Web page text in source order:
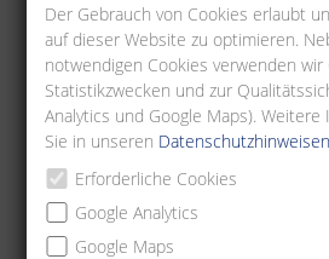
Der Gebrauch von Cookies erlaubt
auf dieser Website zu optimieren.
notwendigen Cookies verwenden wir
Statistikzwecken und zur
Analytics und Google Maps).
Sie in unseren Datenschutzhinweisen
Erforderliche Cookies
Google Analytics
Google Maps